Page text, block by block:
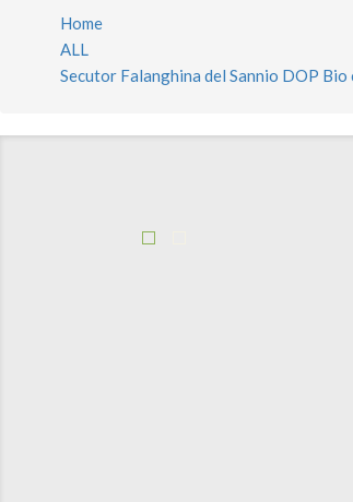
Home
ALL
Secutor Falanghina del Sannio DOP Bio